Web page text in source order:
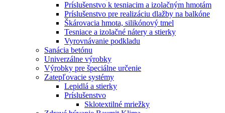
Príslušenstvo k tesniacim a izolačným hmotám
Príslušenstvo pre realizáciu dlažby na balkóne
Škárovacia hmota, silikónový tmel
Tesniace a izolačné nátery a stierky
Vyrovnávanie podkladu
Sanácia betónu
Univerzálne výrobky
Výrobky pre špeciálne určenie
Zatepľovacie systémy
Lepidlá a stierky
Príslušenstvo
Sklotextilné mriežky